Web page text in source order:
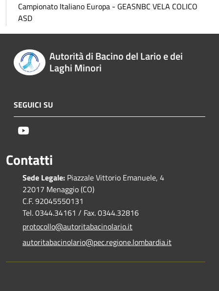
Campionato Italiano Europa - GEASNBC VELA COLICO
ASD
Autorità di Bacino del Lario e dei
Laghi Minori
SEGUICI SU
Contatti
Sede Legale: Piazzale Vittorio Emanuele, 4
22017 Menaggio (CO)
C.F. 92045550131
Tel. 0344.34161 / Fax. 0344.32816
protocollo@autoritabacinolario.it
autoritabacinolario@pec.regione.lombardia.it